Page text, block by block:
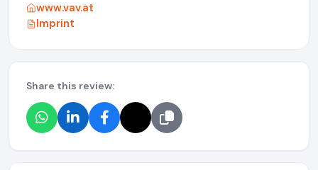
www.vav.at
Imprint
Share this review: